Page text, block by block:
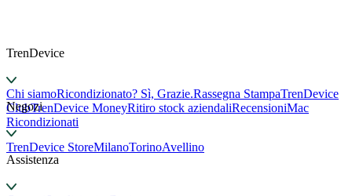
TrenDevice
Chi siamoRicondizionato? Sì, Grazie.Rassegna StampaTrenDevice
ClubTrenDevice MoneyRitiro stock aziendaliRecensioniMac
Ricondizionati
Negozi
TrenDevice StoreMilanoTorinoAvellino
Assistenza